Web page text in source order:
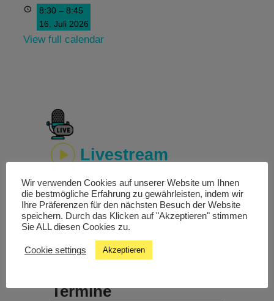
8:30 – 8:45
16. Juli 2026
View full calendar
Livestream
Studiochat
Songfinder
Termine
Wir verwenden Cookies auf unserer Website um Ihnen
die bestmögliche Erfahrung zu gewährleisten, indem wir
Ihre Präferenzen für den nächsten Besuch der Website
speichern. Durch das Klicken auf "Akzeptieren" stimmen
Sie ALL diesen Cookies zu.
Cookie settings Akzeptieren